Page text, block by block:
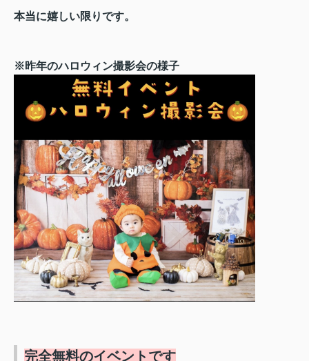
本当に嬉しい限りです。
※昨年のハロウィン撮影会の様子
完全無料のイベントです